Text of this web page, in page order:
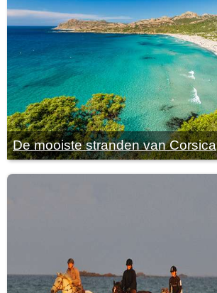
De mooiste stranden van Corsica